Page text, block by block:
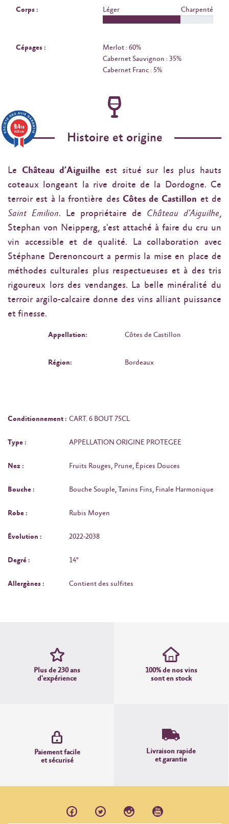
Corps : Léger Charpenté
Cépages :
Merlot : 60%
Cabernet Sauvignon : 35%
Cabernet Franc : 5%
Histoire et origine
Le Château d’Aiguilhe est situé sur les plus hauts
coteaux longeant la rive droite de la Dordogne. Ce
terroir est à la frontière des Côtes de Castillon et de
Saint Emilion. Le propriétaire de Château d'Aiguilhe,
Stephan von Neipperg, s'est attaché à faire du cru un
vin accessible et de qualité. La collaboration avec
Stéphane Derenoncourt a permis la mise en place de
méthodes culturales plus respectueuses et à des tris
rigoureux lors des vendanges. La belle minéralité du
terroir argilo-calcaire donne des vins alliant puissance
et finesse.
Appellation: Côtes de Castillon
Région: Bordeaux
Conditionnement : CART. 6 BOUT 75CL
Type : APPELLATION ORIGINE PROTEGEE
Nez : Fruits Rouges, Prune, Épices Douces
Bouche : Bouche Souple, Tanins Fins, Finale Harmonique
Robe : Rubis Moyen
Évolution : 2022-2038
Degré : 14°
Allergènes : Contient des sulfites
Plus de 230 ans
d'expérience
100% de nos vins
sont en stock
Paiement facile
et sécurisé
Livraison rapide
et garantie
9.4/10
3638 avis